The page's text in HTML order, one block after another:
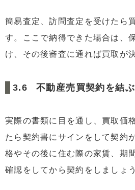
簡易査定、訪問査定を受けたら
す。ここで納得できた場合は、
け、その後審査に通れば買取が
不動産売買契約を結ぶ
実際の書類に目を通し、買取価
たら契約書にサインをして契約
格やその後に住む際の家賃、期
確認をしてから契約をしましょう